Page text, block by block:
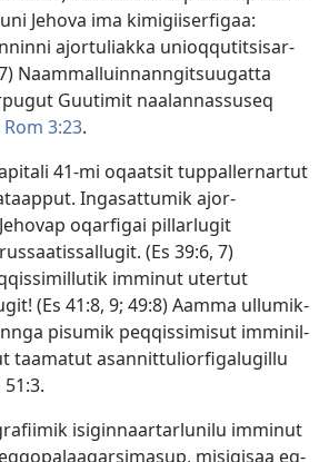
Jehova ima kimigiiserfigaa:
ajor­tuliak­ka unioq­qutitsisar­
) Naam­mal­luin­nan­ngitsuugat­ta
Guutimit naalan­nas­suseq
Rom 3:23.
41-mi oqaatsit tup­pal­ler­nar­tut
Ingasat­tumik ajor­
oqarfigai pil­larlugit
(Es 39:6, 7)
im­minut uter­tut
(Es 41:8, 9; 49:8) Aam­ma ul­lumik­
pisumik peq­qis­simisut im­minil­
taamatut asan­nit­tuliorfigalugil­lu
51:3.
isigin­naar­tarlunilu im­minut
misigisaa eq­